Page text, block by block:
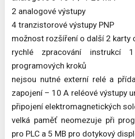
2 analogové výstupy
4 tranzistorové výstupy PNP
možnost rozšíření o další 2 karty
rychlé zpracování
programových kroků
nejsou nutné externí relé a
zapojení – 10 A reléové výstupy
připojení elektromagnetických
velká paměť neomezuje při
pro PLC a 5 MB pro dotykový